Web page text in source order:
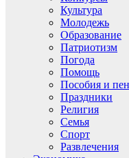
Культура
Молодежь
Образование
Патриотизм
Погода
Помощь
Пособия и
Праздники
Религия
Семья
Спорт
Развлечения